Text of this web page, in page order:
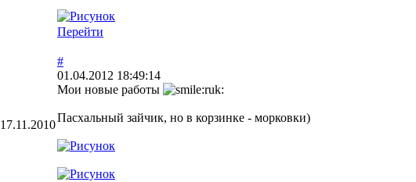
Перейти
17.11.2010
#
01.04.2012 18:49:14
Мои новые работы
Пасхальный зайчик, но в корзинке - морковки)